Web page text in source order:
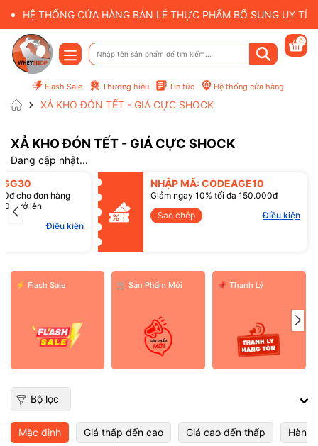
HỆ THỐNG CỬA HÀNG BÁN LẺ THỰC PHẨM BỔ SUNG UY
Flash Sale Thương hiệu Tin tức Hệ thống cửa hàng
0
XẢ KHO ĐÓN TẾT - GIÁ CỰC SHOCK
XẢ KHO ĐÓN TẾT - GIÁ CỰC SHOCK
Đang cập nhật...
cho đơn hàng
trở lên
Điều kiện
NHẬP MÃ: CODEAGE10
Giảm ngay 10% tối đa 150.000đ
Sao chép
Điều kiện
Điều kiện:
⚡ Flash Sale ️🛒 Sản Phẩm Mới 📌 Thanh Lý
Bộ lọc
Mặc định Giá thấp đến cao Giá cao đến thấp Hàng